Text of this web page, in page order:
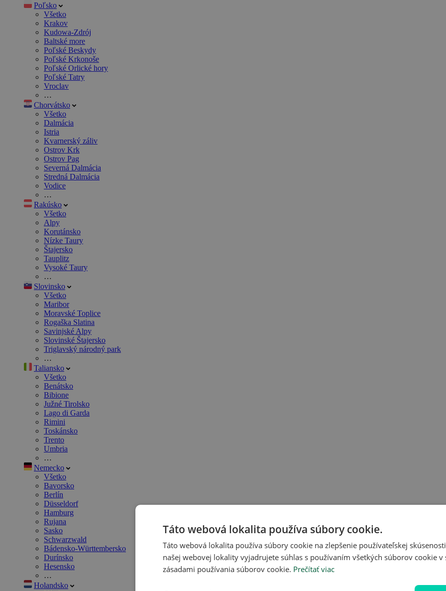
Poľsko
Všetko
Krakov
Kudowa-Zdrój
Baltské more
Poľské Beskydy
Poľské Krkonoše
Poľské Orlické hory
Poľské Tatry
Vroclav
…
Chorvátsko
Všetko
Dalmácia
Istria
Kvarnerský záliv
Ostrov Krk
Ostrov Pag
Severná Dalmácia
Stredná Dalmácia
Vodice
…
Rakúsko
Všetko
Alpy
Korutánsko
Nízke Taury
Štajersko
Tauplitz
Vysoké Taury
…
Slovinsko
Všetko
Maribor
Moravské Toplice
Rogaška Slatina
Savinjské Alpy
Slovinské Štajersko
Triglavský národný park
…
Taliansko
Všetko
Benátsko
Bibione
Južné Tirolsko
Lago di Garda
Rimini
Toskánsko
Trento
Umbria
…
Nemecko
Všetko
Bavorsko
Berlín
Düsseldorf
Hamburg
Rujana
Sasko
Schwarzwald
Bádensko-Württembersko
Durínsko
Hesensko
…
Holandsko
Táto webová lokalita používa súbory cookie.
Táto webová lokalita používa súbory cookie na zlepšenie používateľskej
našej webovej lokality vyjadrujete súhlas s používaním všetkých súborov cookie v
zásadami používania súborov cookie. Prečítať viac